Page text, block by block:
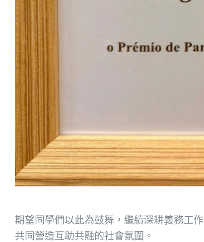
期望同學們以此為鼓舞，繼續深耕義務工
共同營造互助共融的社會氛圍。